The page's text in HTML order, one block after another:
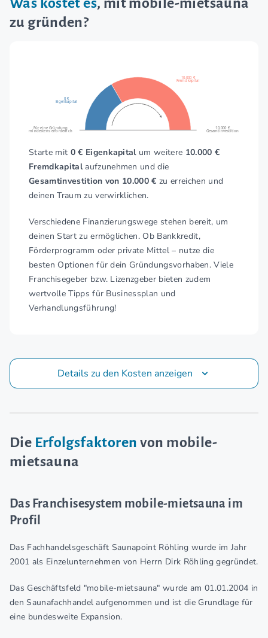
zu gründen?
10.000 €
Fremdkapital
0 €
Eigenkapital
Für eine Gründung
mindestens erforderlich
10.000 €
Gesamtinvestition
Starte mit 0 € Eigenkapitalum weitere 10.000 €
Fremdkapitalaufzunehmen und die
Gesamtinvestition von 10.000 € zu erreichen und
deinen Traum zu verwirklichen.
Verschiedene Finanzierungswege stehen bereit, um
deinen Start zu ermöglichen. Ob Bankkredit,
Förderprogramm oder private Mittel – nutze die
besten Optionen für dein Gründungsvorhaben. Viele
Franchisegeber bzw. Lizenzgeber bieten zudem
wertvolle Tipps für Businessplan und
Verhandlungsführung!
Details zu den Kosten anzeigen
Die Erfolgsfaktoren von mobile-
mietsauna
Das Franchisesystem mobile-mietsauna im
Profil
Das Fachhandelsgeschäft Saunapoint Röhling wurde im Jahr
2001 als Einzelunternehmen von Herrn Dirk Röhling gegründet.
Das Geschäftsfeld "mobile-mietsauna" wurde am 01.01.2004 in
den Saunafachhandel aufgenommen und ist die Grundlage für
eine bundesweite Expansion.